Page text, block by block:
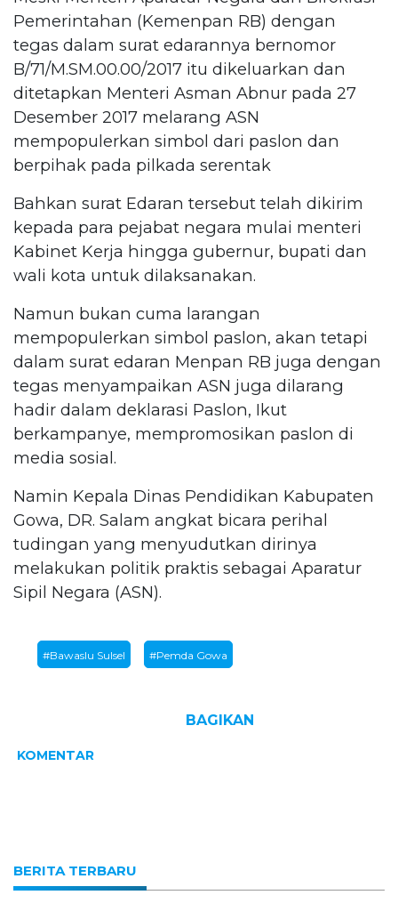
Pemerintahan (Kemenpan RB) dengan
tegas dalam surat edarannya bernomor
B/71/M.SM.00.00/2017 itu dikeluarkan dan
ditetapkan Menteri Asman Abnur pada 27
Desember 2017 melarang ASN
mempopulerkan simbol dari paslon dan
berpihak pada pilkada serentak
Bahkan surat Edaran tersebut telah dikirim
kepada para pejabat negara mulai menteri
Kabinet Kerja hingga gubernur, bupati dan
wali kota untuk dilaksanakan.
Namun bukan cuma larangan
mempopulerkan simbol paslon, akan tetapi
dalam surat edaran Menpan RB juga dengan​
tegas menyampaikan ASN juga dilarang
hadir dalam deklarasi Paslon, Ikut
berkampanye, mempromosikan paslon di
media sosial.
Namin Kepala Dinas Pendidikan Kabupaten
Gowa, DR. Salam angkat bicara perihal
tudingan yang menyudutkan dirinya
melakukan politik praktis sebagai Aparatur
Sipil Negara (ASN).
#Bawaslu Sulsel #Pemda Gowa
BAGIKAN
KOMENTAR
BERITA TERBARU